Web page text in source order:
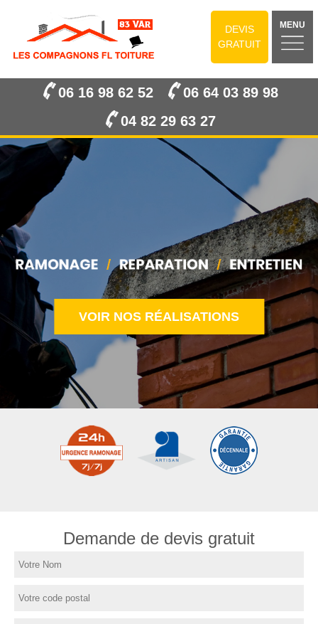
DEVIS
GRATUIT
MENU
06 16 98 62 52
06 64 03 89 98
04 82 29 63 27
VOIR NOS RÉALISATIONS
Demande de devis gratuit